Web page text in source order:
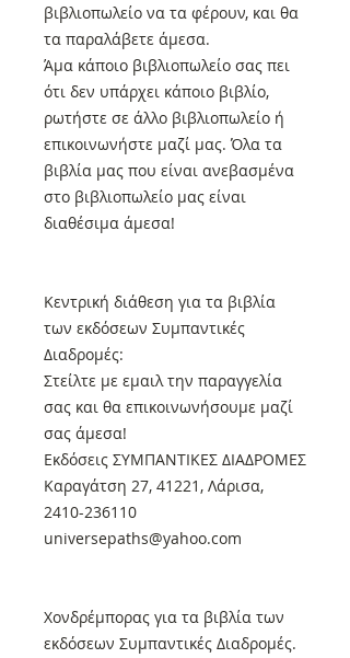
βιβλιοπωλείο να τα φέρουν, και θα
τα παραλάβετε άμεσα.
Άμα κάποιο βιβλιοπωλείο σας πει
ότι δεν υπάρχει κάποιο βιβλίο,
ρωτήστε σε άλλο βιβλιοπωλείο ή
επικοινωνήστε μαζί μας. Όλα τα
βιβλία μας που είναι ανεβασμένα
στο βιβλιοπωλείο μας είναι
διαθέσιμα άμεσα!
Κεντρική διάθεση για τα βιβλία
των εκδόσεων Συμπαντικές
Διαδρομές:
Στείλτε με εμαιλ την παραγγελία
σας και θα επικοινωνήσουμε μαζί
σας άμεσα!
Εκδόσεις ΣΥΜΠΑΝΤΙΚΕΣ ΔΙΑΔΡΟΜΕΣ
Καραγάτση 27, 41221, Λάρισα,
2410-236110
universepaths@yahoo.com
Xονδρέμπορας για τα βιβλία των
εκδόσεων Συμπαντικές Διαδρομές.